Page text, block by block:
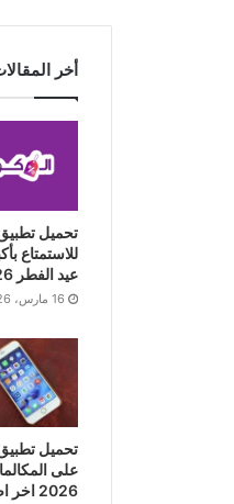
أخر
تحميل
للاستمتاع
عيد الفطر 2026
16 مارس، 2026
تحميل
على
2026 اخر اصدار